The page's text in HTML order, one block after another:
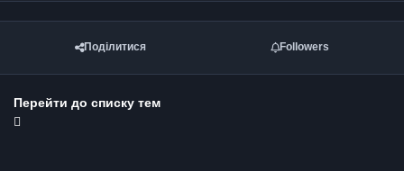
Поділитися Followers
Перейти до списку тем